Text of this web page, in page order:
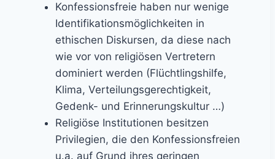
e
g
l
e
i
t
u
n
g
i
e
n
t
a
g
2
0
2
6
Konfessionsfreie haben nur wenige
Identifikationsmöglichkeiten in
ethischen Diskursen, da diese nach
wie vor von religiösen Vertretern
dominiert werden (Flüchtlingshilfe,
Klima, Verteilungsgerechtigkeit,
Gedenk- und Erinnerungskultur …)
Religiöse Institutionen besitzen
Privilegien, die den Konfessionsfreien
u.a. auf Grund ihres geringen